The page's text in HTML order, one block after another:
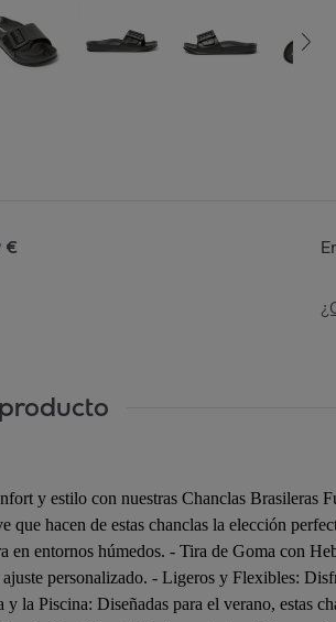
€
y estilo con nuestras Chanclas Brasileras
que hacen de estas chanclas la elección
en entornos húmedos. - Tira de Goma con
personalizado. - Ligeros y Flexibles:
y la Piscina: Diseñadas para el verano, estas